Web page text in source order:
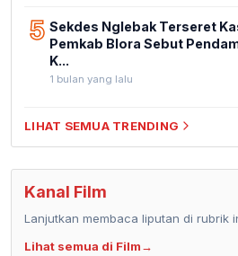
5 Sekdes Nglebak Terseret
Pemkab Blora Sebut
K...
1 bulan yang lalu
LIHAT SEMUA TRENDING
Kanal Film
Lanjutkan membaca liputan di rubrik
Lihat semua di Film→